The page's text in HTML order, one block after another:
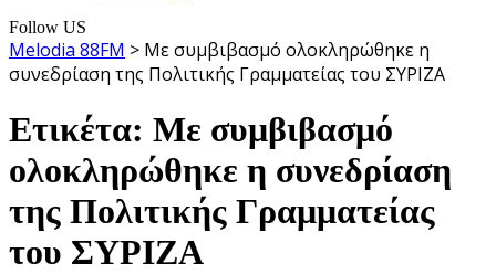
Follow US
Melodia 88FM > Με συμβιβασμό ολοκληρώθηκε η
συνεδρίαση της Πολιτικής Γραμματείας του ΣΥΡΙΖΑ
Ετικέτα: Με συμβιβασμό
ολοκληρώθηκε η συνεδρίαση
της Πολιτικής Γραμματείας
του ΣΥΡΙΖΑ